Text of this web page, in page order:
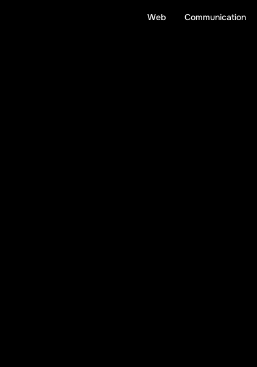
Web Communication